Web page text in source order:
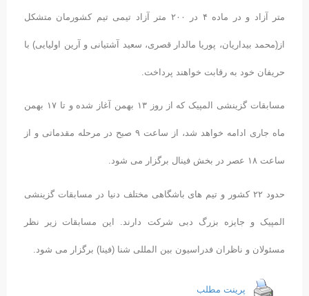
متر آزاد و در ماده ۴ در ٢۰۰ متر آزاد تیمی تیم کشورمان متشکل
از(محمد بیداریان، پوریا مالدار قصری، سعید آشتیانی و آرین اولیایی) با
حریفان خود به رقابت خواهند پرداخت.
مسابقات گزینشی المپیک که از روز ١٣ بهمن آغاز شده و تا ١٧ بهمن
ماه جاری ادامه خواهد شد، از ساعت ٩ صبح در مرحله مقدماتی و از
ساعت ١٨ عصر در بخش فینال برگزار می شود.
حدود ٢٢ کشور و تیم های باشگاهی مختلف دنیا در مسابقات گزینشی
المپیک و جایزه بزرگ دبی شرکت دارند. این مسابقات زیر نظر
مسئولان و ناظران فدراسیون بین المللی شنا (فینا) برگزار می شود.
پرینت مطلب